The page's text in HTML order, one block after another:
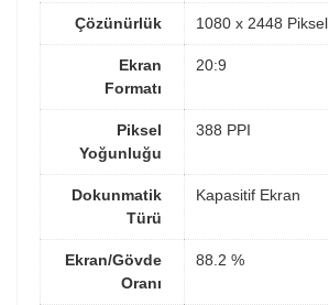
Çözünürlük 1080 x 2448 Piksel
Ekran
Formatı
20:9
Piksel
Yoğunluğu
388 PPI
Dokunmatik
Türü
Kapasitif Ekran
Ekran/Gövde
Oranı
88.2 %